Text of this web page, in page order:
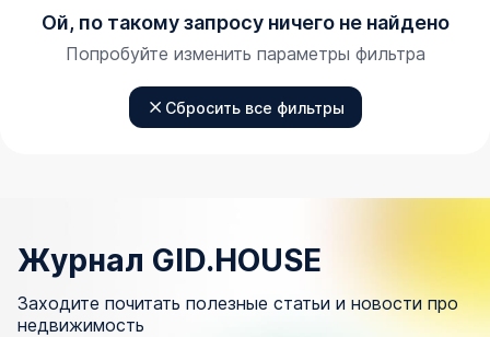
Ой, по такому запросу ничего не найдено
Попробуйте изменить параметры фильтра
Сбросить все фильтры
Журнал GID.HOUSE
Заходите почитать полезные статьи и новости про
недвижимость